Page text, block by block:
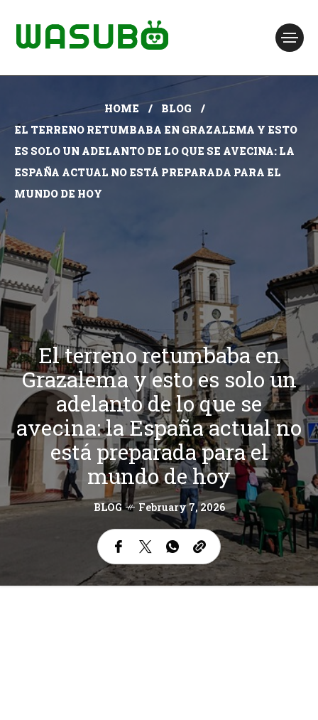
HOME
BLOG
EL TERRENO RETUMBABA EN GRAZALEMA Y ESTO
ES SOLO UN ADELANTO DE LO QUE SE AVECINA: LA
ESPAÑA ACTUAL NO ESTÁ PREPARADA PARA EL
MUNDO DE HOY
El terreno retumbaba en
Grazalema y esto es solo un
adelanto de lo que se
avecina: la España actual no
está preparada para el
mundo de hoy
BLOG February 7, 2026